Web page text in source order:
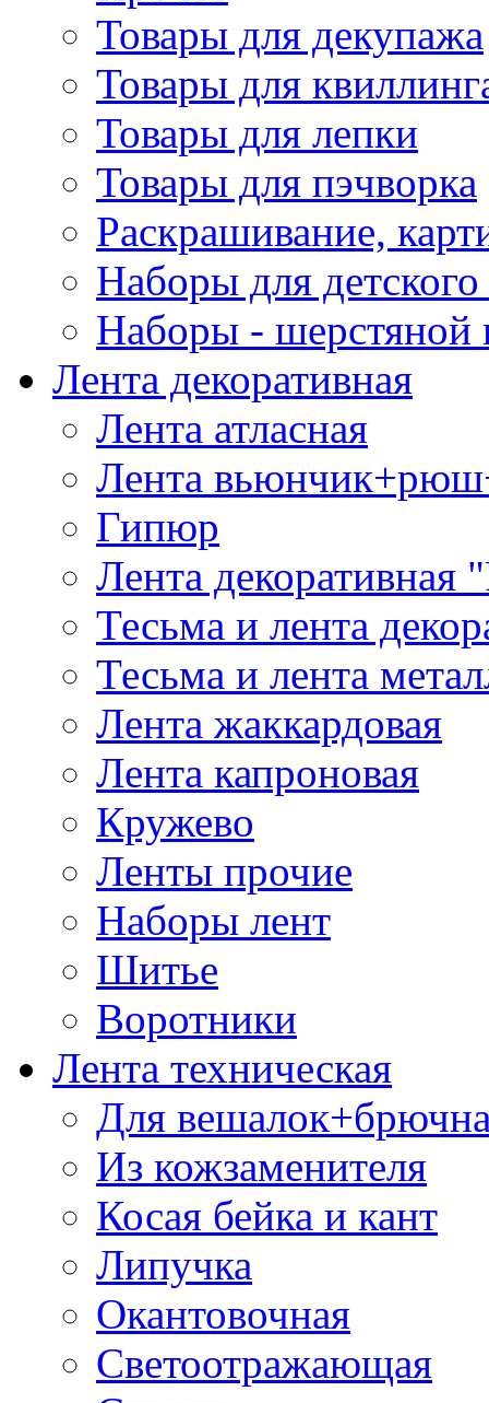
Товары для декупажа
Товары для
Товары для лепки
Товары для пэчворка
Раскрашивание,
Наборы для
Наборы - шерстяной
Лента декоративная
Лента атласная
Лента
Гипюр
Лента декоративная
Тесьма и лента
Тесьма и лента
Лента жаккардовая
Лента капроновая
Кружево
Ленты прочие
Наборы лент
Шитье
Воротники
Лента техническая
Для
Из кожзаменителя
Косая бейка и кант
Липучка
Окантовочная
Светоотражающая